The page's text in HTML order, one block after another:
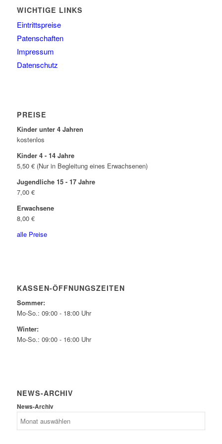
WICHTIGE LINKS
Eintrittspreise
Patenschaften
Impressum
Datenschutz
PREISE
Kinder unter 4 Jahren
kostenlos
Kinder 4 - 14 Jahre
5,50 € (Nur in Begleitung eines Erwachsenen)
Jugendliche 15 - 17 Jahre
7,00 €
Erwachsene
8,00 €
alle Preise
KASSEN-ÖFFNUNGSZEITEN
Sommer:
Mo-So.: 09:00 - 18:00 Uhr
Winter:
Mo-So.: 09:00 - 16:00 Uhr
NEWS-ARCHIV
News-Archiv